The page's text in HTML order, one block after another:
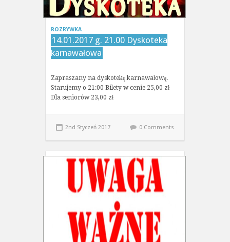
ROZRYWKA
14.01.2017 g. 21.00 Dyskoteka
karnawałowa
Zapraszany na dyskotekę karnawałową.
Starujemy o 21:00 Bilety w cenie 25,00 zł
Dla seniorów 23,00 zł
2nd Styczeń 2017 0 Comments